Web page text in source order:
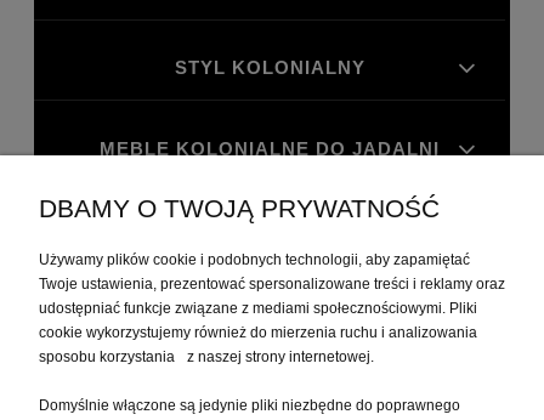
STYL KOLONIALNY
MEBLE KOLONIALNE DO JADALNI
MEBLE KOLONIALNE DO GABINETU
MOJE KONTO
DBAMY O TWOJĄ PRYWATNOŚĆ
Używamy plików cookie i podobnych technologii, aby zapamiętać
Twoje ustawienia, prezentować spersonalizowane treści i reklamy oraz
udostępniać funkcje związane z mediami społecznościowymi. Pliki
cookie wykorzystujemy również do mierzenia ruchu i analizowania
sposobu korzystania z naszej strony internetowej.
Domyślnie włączone są jedynie pliki niezbędne do poprawnego